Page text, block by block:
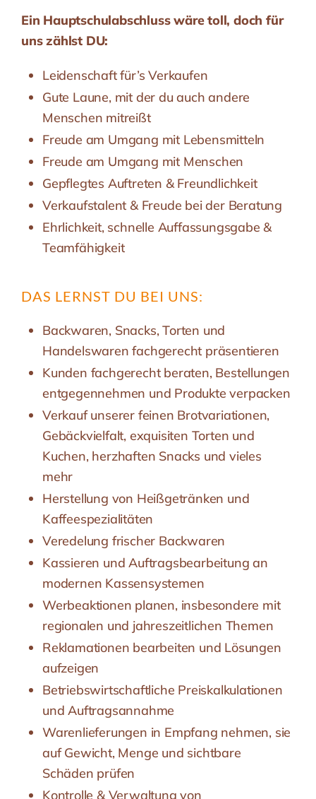
Ein Hauptschulabschluss wäre toll, doch für
uns zählst DU:
Leidenschaft für’s Verkaufen
Gute Laune, mit der du auch andere
Menschen mitreißt
Freude am Umgang mit Lebensmitteln
Freude am Umgang mit Menschen
Gepflegtes Auftreten & Freundlichkeit
Verkaufstalent & Freude bei der Beratung
Ehrlichkeit, schnelle Auffassungsgabe &
Teamfähigkeit
DAS LERNST DU BEI UNS:
Backwaren, Snacks, Torten und
Handelswaren fachgerecht präsentieren
Kunden fachgerecht beraten, Bestellungen
entgegennehmen und Produkte verpacken
Verkauf unserer feinen Brotvariationen,
Gebäckvielfalt, exquisiten Torten und
Kuchen, herzhaften Snacks und vieles
mehr
Herstellung von Heißgetränken und
Kaffeespezialitäten
Veredelung frischer Backwaren
Kassieren und Auftragsbearbeitung an
modernen Kassensystemen
Werbeaktionen planen, insbesondere mit
regionalen und jahreszeitlichen Themen
Reklamationen bearbeiten und Lösungen
aufzeigen
Betriebswirtschaftliche Preiskalkulationen
und Auftragsannahme
Warenlieferungen in Empfang nehmen, sie
auf Gewicht, Menge und sichtbare
Schäden prüfen
Kontrolle & Verwaltung von